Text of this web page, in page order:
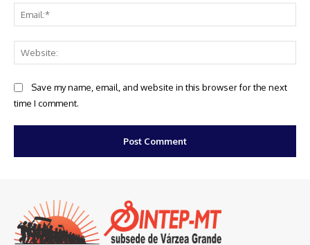
Save my name, email, and website in this browser for the next
time I comment.